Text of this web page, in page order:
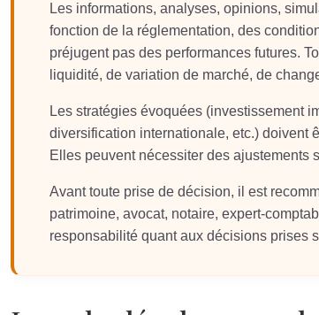
Les informations, analyses, opinions,
fonction de la réglementation, des
préjugent pas des performances futures.
liquidité, de variation de marché, de
Les stratégies évoquées (investissement
diversification internationale, etc.) doivent
Elles peuvent nécessiter des ajustements
Avant toute prise de décision, il est
patrimoine, avocat, notaire, expert-
responsabilité quant aux décisions prises